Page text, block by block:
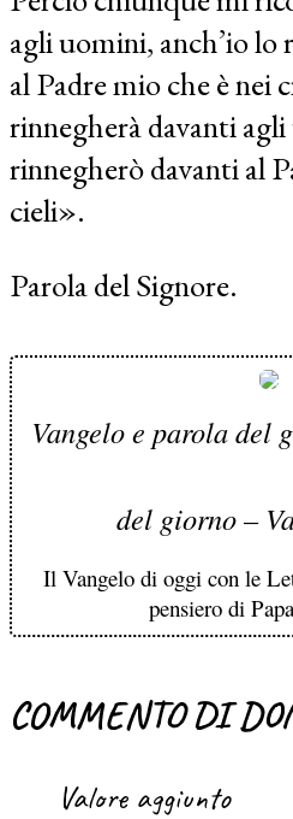
agli uomini, anch’io lo
al Padre mio che è nei
rinnegherà davanti
rinnegherò davanti al
cieli».
Parola del Signore.
Vangelo e parola del
del giorno –
Il Vangelo di oggi con le
pensiero di
COMMENTO DI
Valore aggiunto